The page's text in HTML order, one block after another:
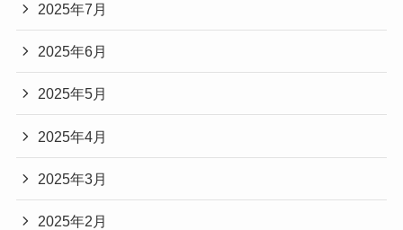
2025年7月
2025年6月
2025年5月
2025年4月
2025年3月
2025年2月